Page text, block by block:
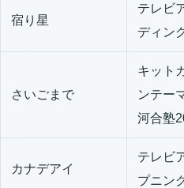
宿り星
テレビ
ディン
さいごまで
キット
ンテー
河合塾
カナデアイ
テレビ
プニン